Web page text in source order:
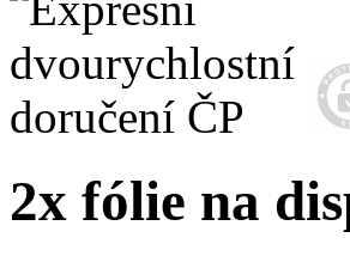
2x fólie na